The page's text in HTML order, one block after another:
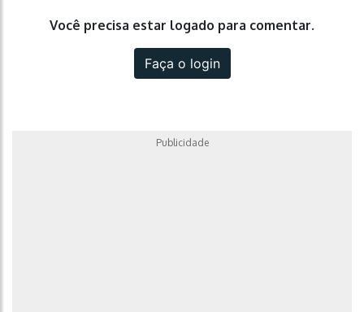
Você precisa estar logado para comentar.
Faça o login
Publicidade